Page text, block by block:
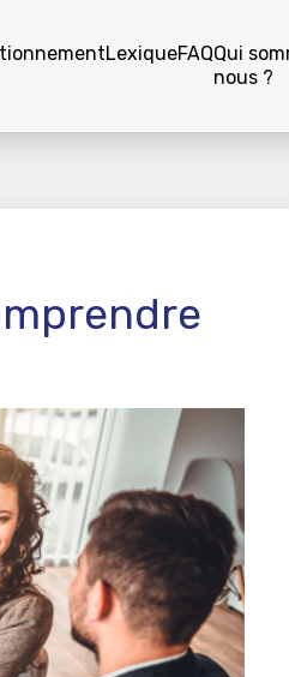
LexiqueFAQQui
nous ?